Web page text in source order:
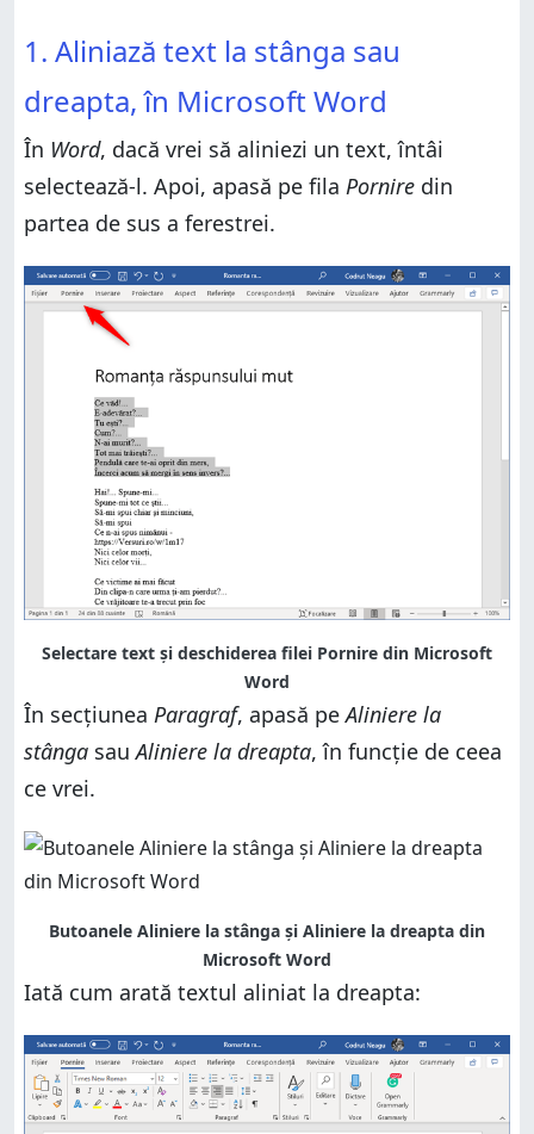
Word
3. Aliniază textul și la stânga și la dreapta în
Microsoft Word
paginile unui document Microsoft Word
Ai reușit să aliniezi textul așa cum ai vrut?
1. Aliniază text la stânga sau
dreapta, în Microsoft Word
În Word, dacă vrei să aliniezi un text, întâi
selectează-l. Apoi, apasă pe fila Pornire din
partea de sus a ferestrei.
Selectare text și deschiderea filei Pornire din Microsoft
Word
În secțiunea Paragraf, apasă peAliniere la
stânga sauAliniere la dreapta, în funcție de ceea
ce vrei.
Butoanele Aliniere la stânga și Aliniere la dreapta din
Microsoft Word
Iată cum arată textul aliniat la dreapta: